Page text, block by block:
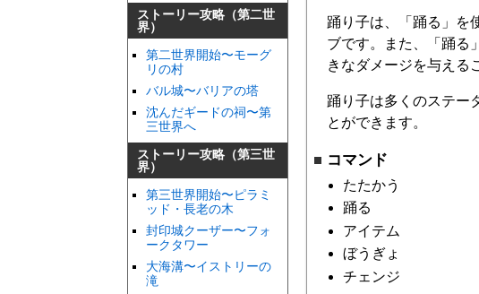
ストーリー攻略（第二世
界）
第二世界開始〜モーグ
リの村
バル城〜バリアの塔
沈んだギードの祠〜第
三世界へ
ストーリー攻略（第三世
界）
第三世界開始〜ピラミ
ッド・長老の木
封印城クーザー〜フォ
ークタワー
大海溝〜イストリーの
滝
踊り子は、「踊る」を
ブです。また、「踊る
きなダメージを与える
踊り子は多くのステー
とができます。
コマンド
たたかう
踊る
アイテム
ぼうぎょ
チェンジ